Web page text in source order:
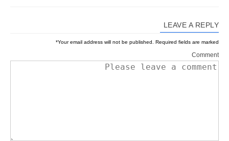
LEAVE A REPLY
Your email address will not be published. Required fields are marked
*
Comment